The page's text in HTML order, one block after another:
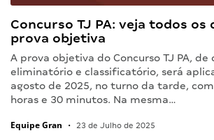
Concurso TJ PA: veja todos os
prova objetiva
A prova objetiva do Concurso TJ PA, de
eliminatório e classificatório, será
agosto de 2025, no turno da tarde,
horas e 30 minutos. Na mesma…
Equipe Gran • 23 de Julho de 2025